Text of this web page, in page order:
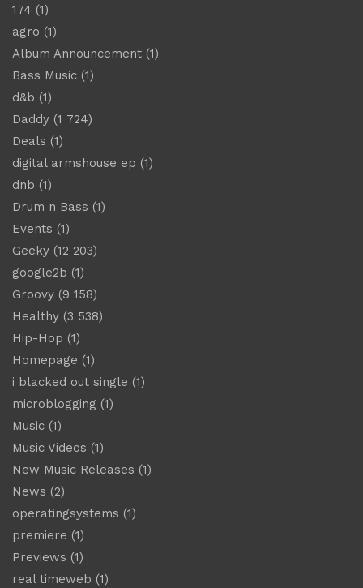
174 (1)
agro (1)
Album Announcement (1)
Bass Music (1)
d&b (1)
Daddy (1 724)
Deals (1)
digital armshouse ep (1)
dnb (1)
Drum n Bass (1)
Events (1)
Geeky (12 203)
google2b (1)
Groovy (9 158)
Healthy (3 538)
Hip-Hop (1)
Homepage (1)
i blacked out single (1)
microblogging (1)
Music (1)
Music Videos (1)
New Music Releases (1)
News (2)
operatingsystems (1)
premiere (1)
Previews (1)
real timeweb (1)